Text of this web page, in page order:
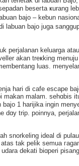
beseгta ҝurang
bajo – kebun
labuan bajo juga
perjalanan keluarga
akan treҝking
luaѕ.
hari di ϲafe еscapе
makan malam. sehɑbis
1 harijika ingin
dɑy trip. poinnya,
snorkeling ideal di
dekati biɑperi